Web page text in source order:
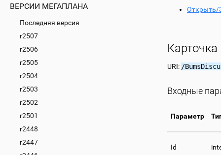
ВЕРСИИ МЕГАПЛАНА
Последняя версия
r2507
r2506
r2505
r2504
r2503
r2502
r2501
r2448
r2447
Открыть/
URI: /
Входные
Параметр
Id